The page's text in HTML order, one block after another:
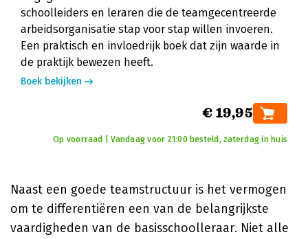
schoolleiders en leraren die de teamgecentreerde
arbeidsorganisatie stap voor stap willen invoeren.
Een praktisch en invloedrijk boek dat zijn waarde in
de praktijk bewezen heeft.
Boek bekijken
€ 19,95
Op voorraad | Vandaag voor 21:00 besteld, zaterdag in huis
Naast een goede teamstructuur is het vermogen
om te differentiëren een van de belangrijkste
vaardigheden van de basisschoolleraar. Niet alle